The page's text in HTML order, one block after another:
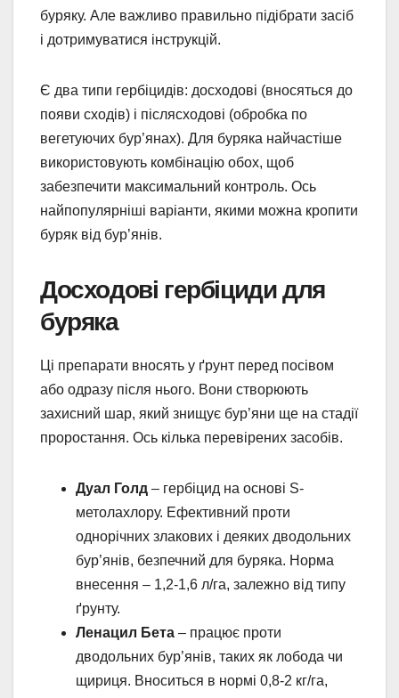
буряку. Але важливо правильно підібрати засіб
і дотримуватися інструкцій.
Є два типи гербіцидів: досходові (вносяться до
появи сходів) і післясходові (обробка по
вегетуючих бур’янах). Для буряка найчастіше
використовують комбінацію обох, щоб
забезпечити максимальний контроль. Ось
найпопулярніші варіанти, якими можна кропити
буряк від бур’янів.
Досходові гербіциди для
буряка
Ці препарати вносять у ґрунт перед посівом
або одразу після нього. Вони створюють
захисний шар, який знищує бур’яни ще на стадії
проростання. Ось кілька перевірених засобів.
Дуал Голд – гербіцид на основі S-
метолахлору. Ефективний проти
однорічних злакових і деяких дводольних
бур’янів, безпечний для буряка. Норма
внесення – 1,2-1,6 л/га, залежно від типу
ґрунту.
Ленацил Бета – працює проти
дводольних бур’янів, таких як лобода чи
щириця. Вноситься в нормі 0,8-2 кг/га,